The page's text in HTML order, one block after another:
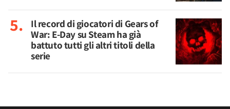
Il record di giocatori di Gears of
War: E-Day su Steam ha già
battuto tutti gli altri titoli della
serie